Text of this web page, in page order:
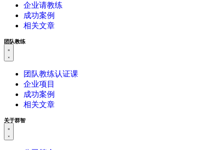
企业请教练
成功案例
相关文章
团队教练
团队教练认证课
企业项目
成功案例
相关文章
关于群智